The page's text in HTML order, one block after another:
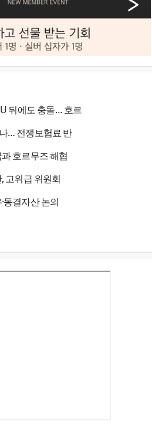
뒤에도 충돌… 호르
… 전쟁보험료 반
호르무즈 해협
고위급 위원회
동결자산 논의